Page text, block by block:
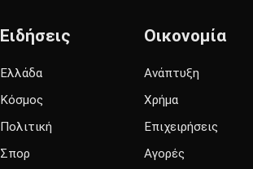
Ειδήσεις
Ελλάδα
Κόσμος
Πολιτική
Σπορ
Οικονομία
Ανάπτυξη
Χρήμα
Επιχειρήσεις
Αγορές